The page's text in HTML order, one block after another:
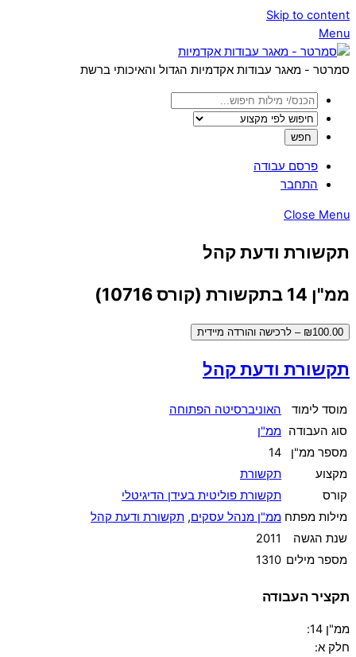
Skip to content
Menu
סמרטר - מאגר עבודות אקדמיות הגדול והאיכותי ברשת
פרסם עבודה
התחבר
Close Menu
תקשורת ודעת קהל
ממ"ן 14 בתקשורת (קורס 10716)
₪100.00 – לרכישה והורדה מיידית
תקשורת ודעת קהל
מוסד לימוד
האוניברסיטה הפתוחה
סוג העבודה ממ"ן
מספר ממ"ן
14
מקצוע
תקשורת
קורס
תקשורת פוליטית בעידן הדיגיטלי
מילות מפתח ממ"ן מנהל עסקים, תקשורת ודעת קהל
שנת הגשה
2011
מספר מילים 1310
תקציר העבודה
ממ"ן 14:
חלק א: